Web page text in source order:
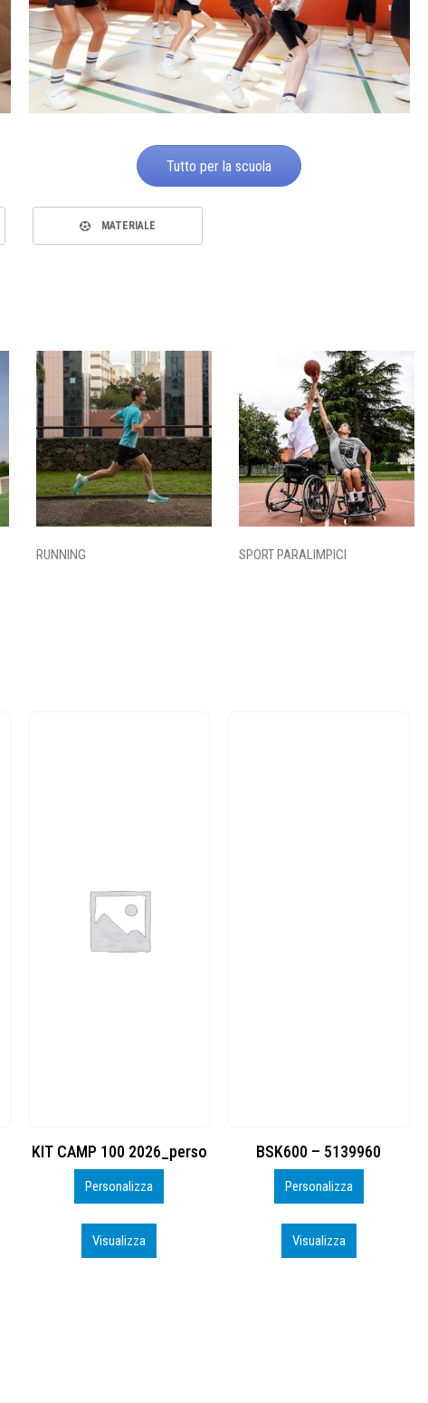
Tutto per la scuola
MATERIALE
RUNNING SPORT PARALIMPICI
BSK600 – 5139960
Personalizza
Visualizza
DTF
Personalizza
Visualizza